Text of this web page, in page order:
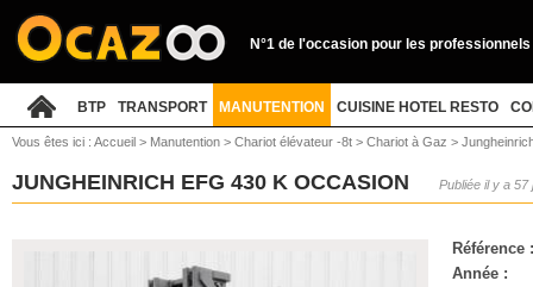
N°1 de l'occasion pour les professionnels
BTP TRANSPORT MANUTENTION CUISINE HOTEL RESTO
Vous êtes ici : Accueil > Manutention > Chariot élévateur -8t > Chariot à Gaz >
JUNGHEINRICH EFG 430 K OCCASION Publiée il y a 57
Référence :
Année :